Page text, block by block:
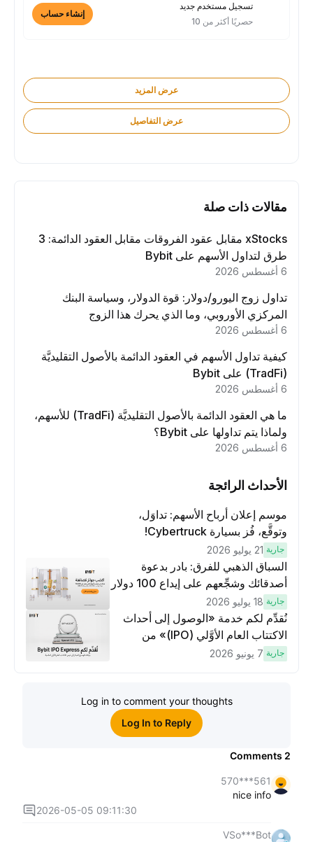
تسجيل مستخدم جديد
حصريًا أكثر من 10
إنشاء حساب
عرض المزيد
عرض التفاصيل
مقالات ذات صلة
xStocks مقابل عقود الفروقات مقابل العقود الدائمة: 3
طرق لتداول الأسهم على Bybit
تداول زوج اليورو/دولار: قوة الدولار، وسياسة البنك
المركزي الأوروبي، وما الذي يحرك هذا الزوج
كيفية تداول الأسهم في العقود الدائمة بالأصول التقليديَّة
ما هي العقود الدائمة بالأصول التقليديَّة (TradFi) للأسهم،
ولماذا يتم تداولها على Bybit؟
الأحداث الرائجة
موسم إعلان أرباح الأسهم: تداوَل،
وتوقَّع، فُز بسيارة Cybertruck!
جارية 21 يوليو 2026
السباق الذهبي للفرق: بادر بدعوة
أصدقائك وشجِّعهم على إيداع 100 دولار
لكسَب مكافآت مُضاعَفة
جارية 18 يوليو 2026
نُقدِّم لكم خدمة «الوصول إلى أحداث
الاكتتاب العام الأوَّلي (IPO)» من
Bybit، بوابتك للوصول المبكر إلى فرص
جارية 7 يونيو 2026
Log in to comment your thoughts
Log In to Reply
Comments
561***570
nice info
2026-05-05 09:11:30
VSo***Bot